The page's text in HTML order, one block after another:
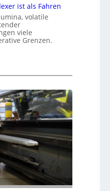
ist als Fahren
volatile
viele
Grenzen.